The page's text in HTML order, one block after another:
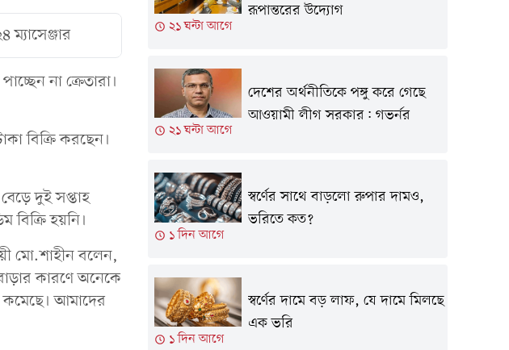
ম্যাসেঞ্জার
না ক্রেতারা।
বিক্রি করছেন।
দুই সপ্তাহ
হয়নি।
মো.শাহীন বলেন,
কারণে অনেকে
কমেছে। আমাদের
২১ ঘন্টা আগে
রূপান্তরের উদ্যোগ
২১ ঘন্টা আগে
দেশের অর্থনীতিকে পঙ্গু করে গেছে
আওয়ামী লীগ সরকার: গভর্নর
১ দিন আগে
স্বর্ণের সাথে বাড়লো রুপার দামও,
ভরিতে কত?
১ দিন আগে
স্বর্ণের দামে বড় লাফ, যে দামে মিলছে
এক ভরি